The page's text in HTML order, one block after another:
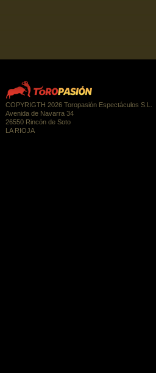
COPYRIGTH 2026 Toropasión Espectáculos S.L.
Avenida de Navarra 34
26550 Rincón de Soto
LA RIOJA